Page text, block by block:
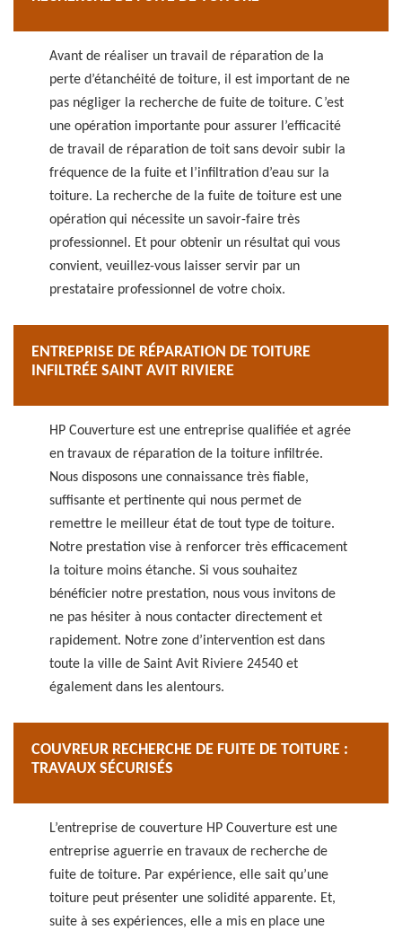
Avant de réaliser un travail de réparation de la
perte d’étanchéité de toiture, il est important de ne
pas négliger la recherche de fuite de toiture. C’est
une opération importante pour assurer l’efficacité
de travail de réparation de toit sans devoir subir la
fréquence de la fuite et l’infiltration d’eau sur la
toiture. La recherche de la fuite de toiture est une
opération qui nécessite un savoir-faire très
professionnel. Et pour obtenir un résultat qui vous
convient, veuillez-vous laisser servir par un
prestataire professionnel de votre choix.
ENTREPRISE DE RÉPARATION DE TOITURE
INFILTRÉE SAINT AVIT RIVIERE
HP Couverture est une entreprise qualifiée et agrée
en travaux de réparation de la toiture infiltrée.
Nous disposons une connaissance très fiable,
suffisante et pertinente qui nous permet de
remettre le meilleur état de tout type de toiture.
Notre prestation vise à renforcer très efficacement
la toiture moins étanche. Si vous souhaitez
bénéficier notre prestation, nous vous invitons de
ne pas hésiter à nous contacter directement et
rapidement. Notre zone d’intervention est dans
toute la ville de Saint Avit Riviere 24540 et
également dans les alentours.
COUVREUR RECHERCHE DE FUITE DE TOITURE :
TRAVAUX SÉCURISÉS
L’entreprise de couverture HP Couverture est une
entreprise aguerrie en travaux de recherche de
fuite de toiture. Par expérience, elle sait qu’une
toiture peut présenter une solidité apparente. Et,
suite à ses expériences, elle a mis en place une